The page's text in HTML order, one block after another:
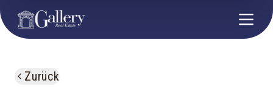
Zurück